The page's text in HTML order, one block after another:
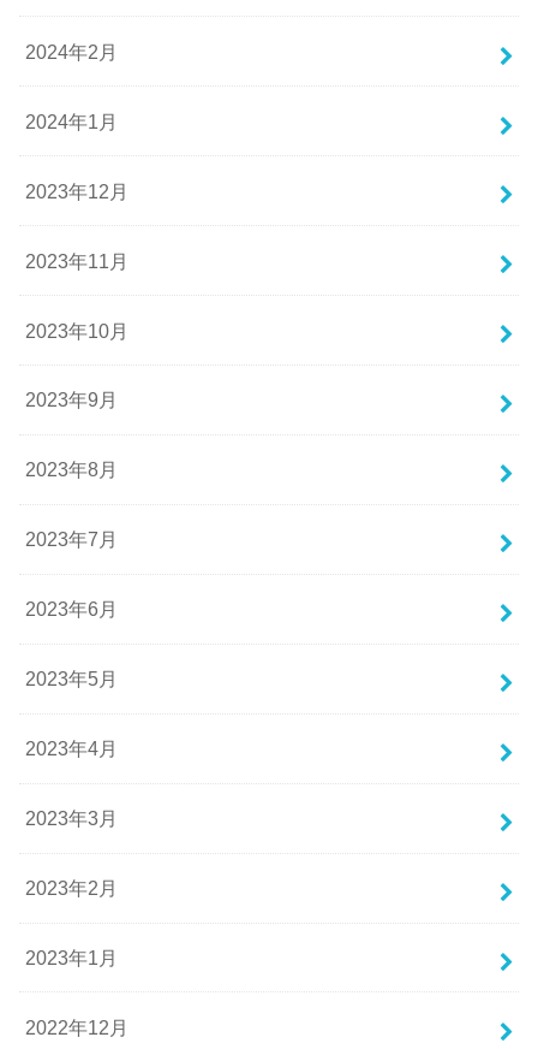
2024年2月
2024年1月
2023年12月
2023年11月
2023年10月
2023年9月
2023年8月
2023年7月
2023年6月
2023年5月
2023年4月
2023年3月
2023年2月
2023年1月
2022年12月